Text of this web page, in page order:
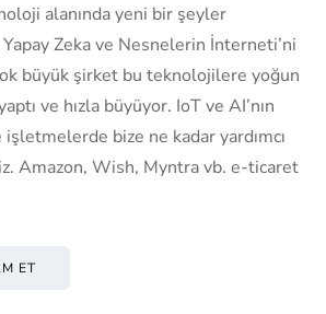
alanında yeni bir şeyler
Zeka ve Nesnelerin İnterneti’ni
büyük şirket bu teknolojilere yoğun
ve hızla büyüyor. IoT ve AI’nın
bize ne kadar yardımcı
Amazon, Wish, Myntra vb. e-ticaret
ET